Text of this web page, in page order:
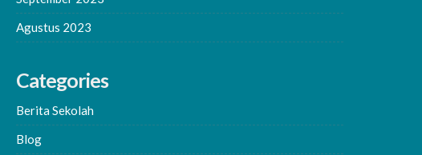
Agustus 2023
Categories
Berita Sekolah
Blog